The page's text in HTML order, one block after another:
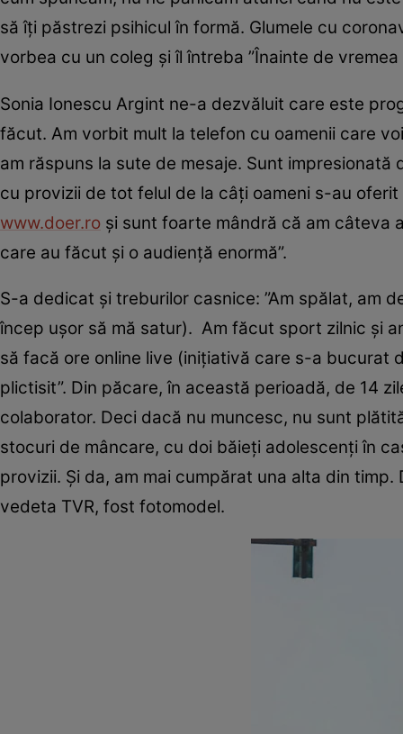
să îţi păstrezi psihicul în formă. Glumele cu
vorbea cu un coleg şi îl întreba ”Înainte de vremea
Sonia Ionescu Argint ne-a dezvăluit care este
făcut. Am vorbit mult la telefon cu oamenii care
am răspuns la sute de mesaje. Sunt
cu provizii de tot felul de la câţi oameni s-au
www.doer.ro şi sunt foarte mândră că am câteva
care au făcut şi o audienţă enormă”.
S-a dedicat şi treburilor casnice: ”Am spălat, am
încep uşor să mă satur). Am făcut sport zilnic şi
să facă ore online live (iniţiativă care s-a bucurat
plictisit”. Din păcare, în această perioadă, de 14
colaborator. Deci dacă nu muncesc, nu sunt
stocuri de mâncare, cu doi băieţi adolescenţi în
provizii. Şi da, am mai cumpărat una alta din
vedeta TVR, fost fotomodel.